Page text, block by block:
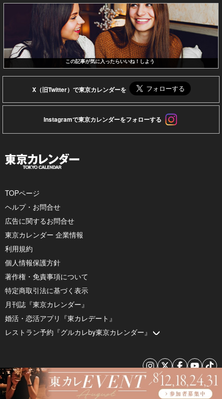
この記事が気に入ったらいいね！しよう
X（旧Twitter）で東京カレンダーを
Instagramで東京カレンダーをフォローする
TOPページ
ヘルプ・お問合せ
広告に関するお問合せ
東京カレンダー 企業情報
利用規約
個人情報保護方針
著作権・免責事項について
特定商取引法に基づく表示
月刊誌『東京カレンダー』
婚活・恋活アプリ『東カレデート』
レストラン予約『グルカレby東京カレンダー』
© 2026 by Tokyo Calendar, Inc.